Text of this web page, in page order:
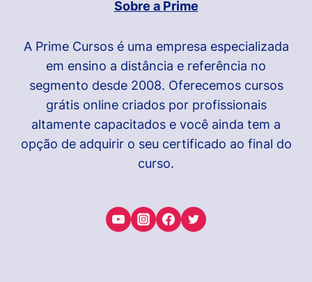
Sobre a Prime
A Prime Cursos é uma empresa especializada
em ensino a distância e referência no
segmento desde 2008. Oferecemos cursos
grátis online criados por profissionais
altamente capacitados e você ainda tem a
opção de adquirir o seu certificado ao final do
curso.